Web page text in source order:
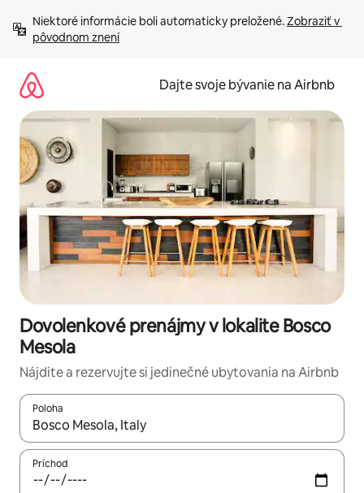
obsah.
Niektoré informácie boli automaticky preložené. Zobraziť v
pôvodnom znení
Dajte svoje bývanie na Airbnb
Dovolenkové prenájmy v lokalite Bosco
Mesola
Nájdite a rezervujte si jedinečné ubytovania na Airbnb
Poloha
Keď budú výsledky k dispozícii, môžete si ich prechádzať
Príchod